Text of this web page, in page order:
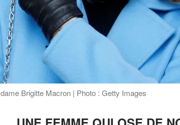
Brigitte Macron | Photo : Getty Images